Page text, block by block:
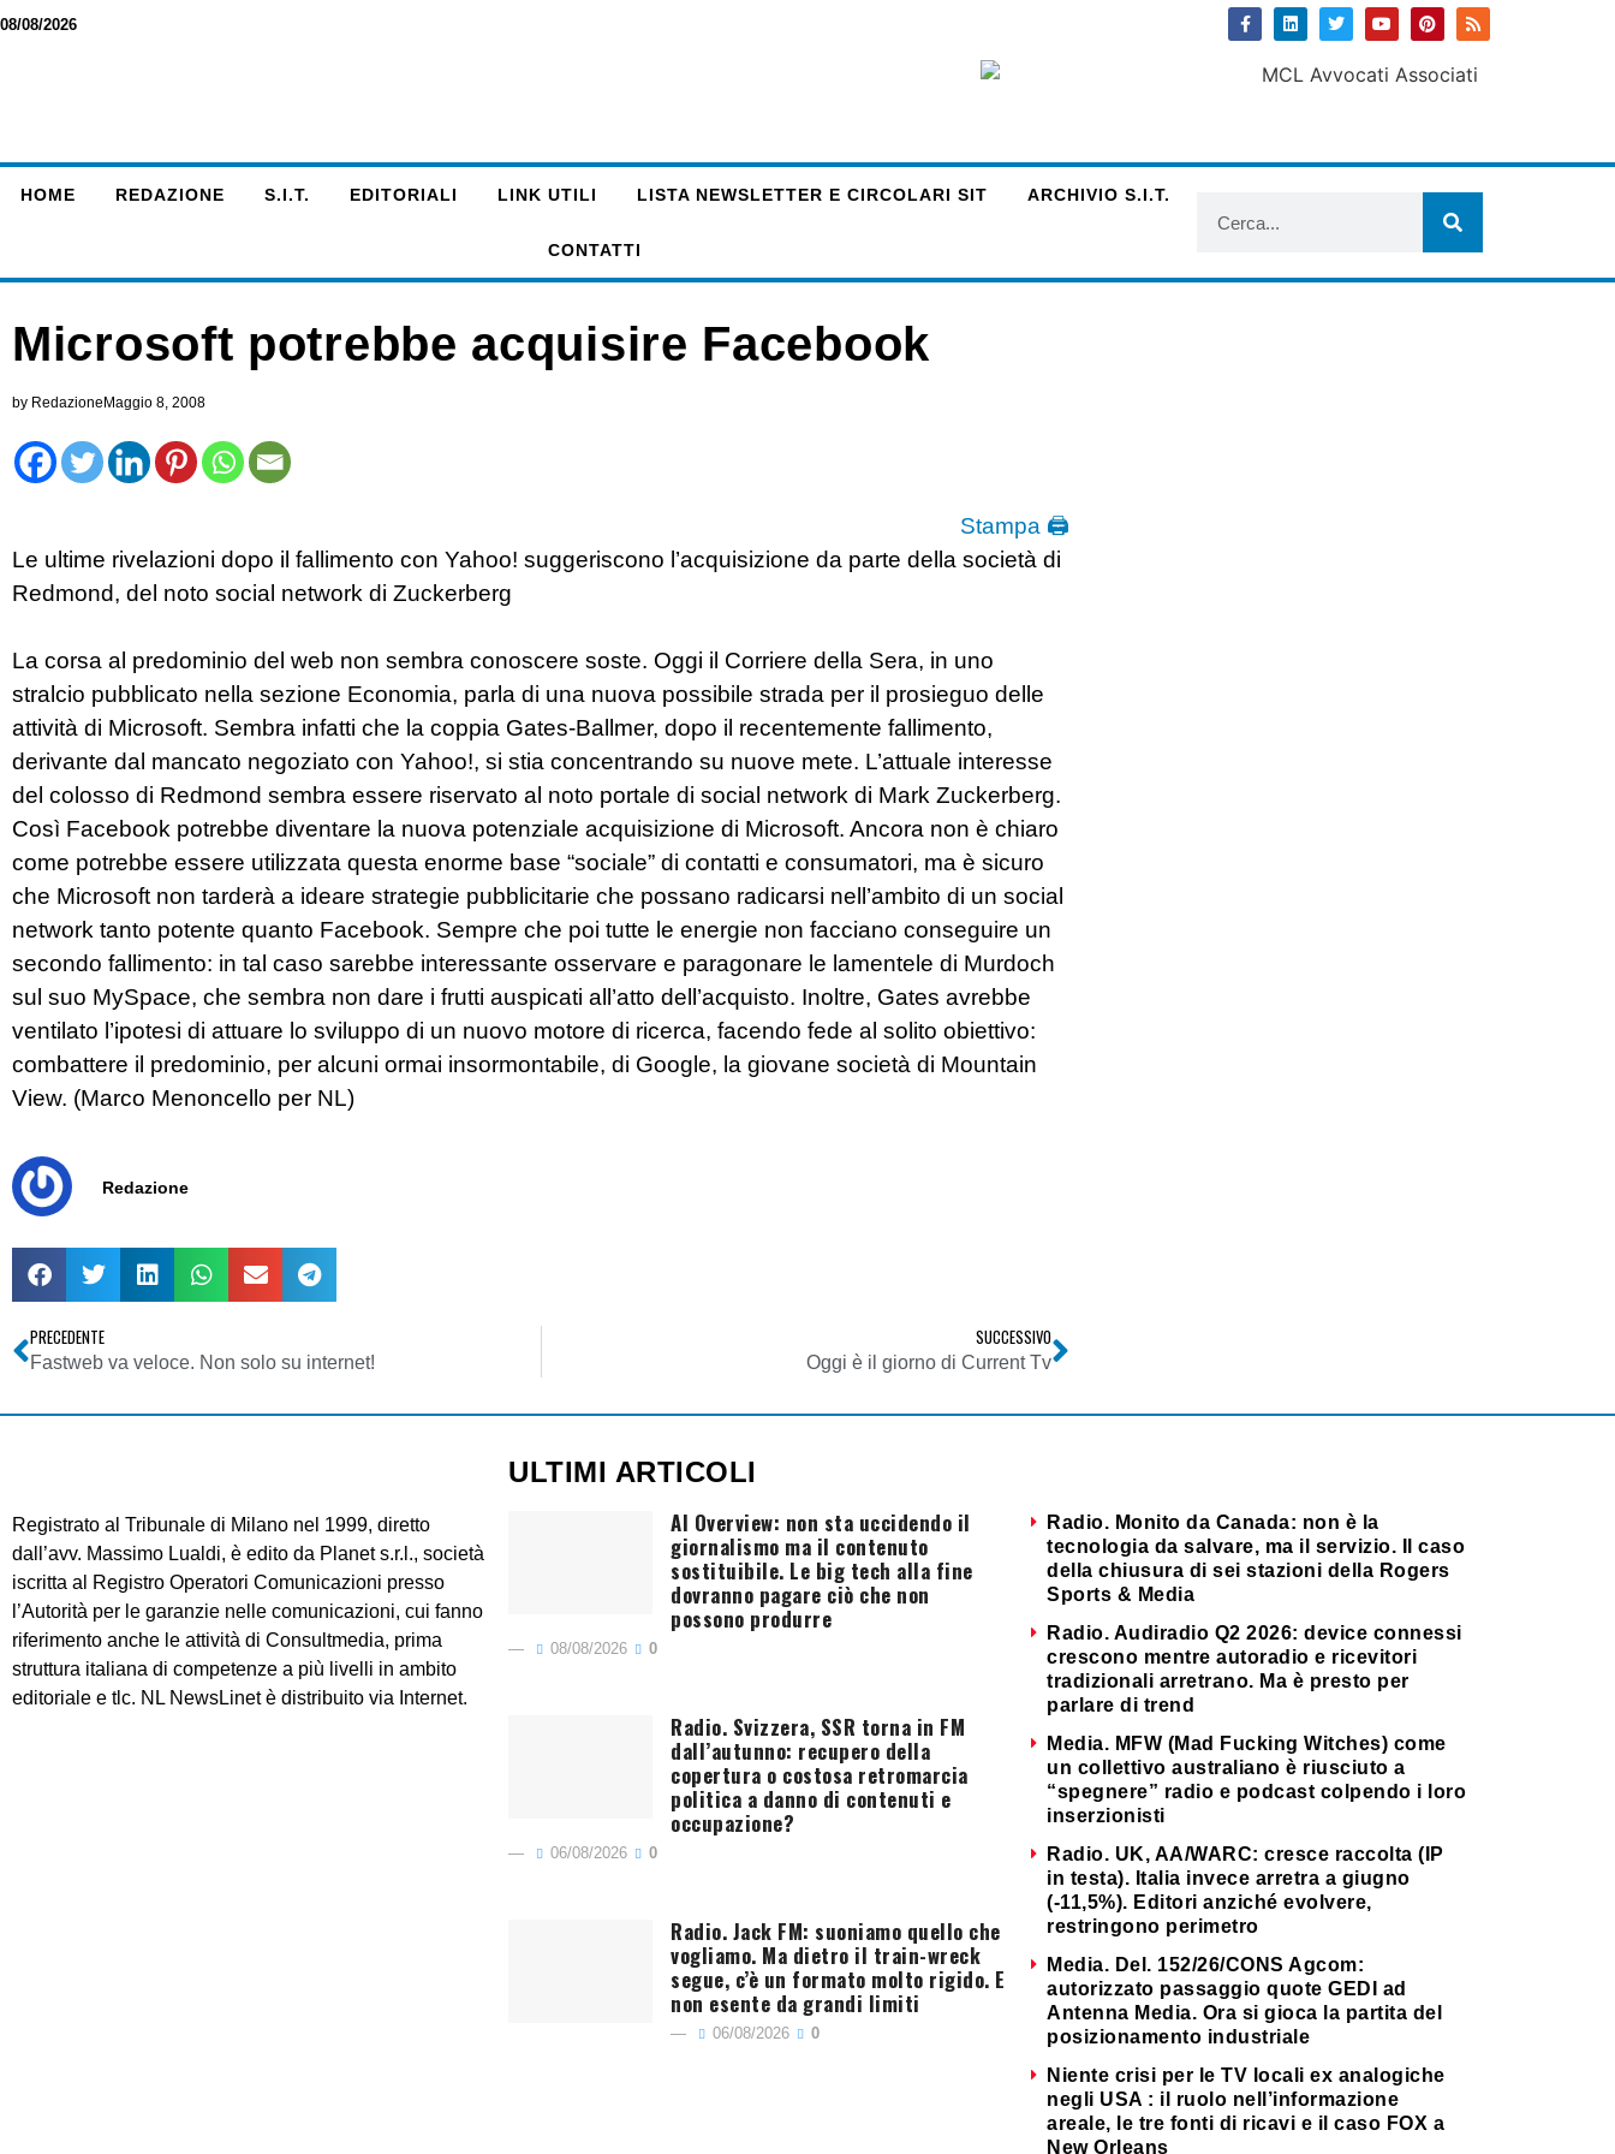
08/08/2026
HOME REDAZIONE S.I.T. EDITORIALI LINK UTILI LISTA NEWSLETTER E CIRCOLARI SIT ARCHIVIO S.I.T.
CONTATTI
Microsoft potrebbe acquisire Facebook
by Redazione Maggio 8, 2008
Stampa 🖨
Le ultime rivelazioni dopo il fallimento con Yahoo! suggeriscono l’acquisizione da parte della società di
Redmond, del noto social network di Zuckerberg
La corsa al predominio del web non sembra conoscere soste. Oggi il Corriere della Sera, in uno
stralcio pubblicato nella sezione Economia, parla di una nuova possibile strada per il prosieguo delle
attività di Microsoft. Sembra infatti che la coppia Gates-Ballmer, dopo il recentemente fallimento,
derivante dal mancato negoziato con Yahoo!, si stia concentrando su nuove mete. L’attuale interesse
del colosso di Redmond sembra essere riservato al noto portale di social network di Mark Zuckerberg.
Così Facebook potrebbe diventare la nuova potenziale acquisizione di Microsoft. Ancora non è chiaro
come potrebbe essere utilizzata questa enorme base “sociale” di contatti e consumatori, ma è sicuro
che Microsoft non tarderà a ideare strategie pubblicitarie che possano radicarsi nell’ambito di un social
network tanto potente quanto Facebook. Sempre che poi tutte le energie non facciano conseguire un
secondo fallimento: in tal caso sarebbe interessante osservare e paragonare le lamentele di Murdoch
sul suo MySpace, che sembra non dare i frutti auspicati all’atto dell’acquisto. Inoltre, Gates avrebbe
ventilato l’ipotesi di attuare lo sviluppo di un nuovo motore di ricerca, facendo fede al solito obiettivo:
combattere il predominio, per alcuni ormai insormontabile, di Google, la giovane società di Mountain
View. (Marco Menoncello per NL)
Redazione
PRECEDENTE
Fastweb va veloce. Non solo su internet!
SUCCESSIVO
Oggi è il giorno di Current Tv
Registrato al Tribunale di Milano nel 1999, diretto
dall’avv. Massimo Lualdi, è edito da Planet s.r.l., società
iscritta al Registro Operatori Comunicazioni presso
l’Autorità per le garanzie nelle comunicazioni, cui fanno
riferimento anche le attività di Consultmedia, prima
struttura italiana di competenze a più livelli in ambito
editoriale e tlc. NL NewsLinet è distribuito via Internet.
ULTIMI ARTICOLI
AI Overview: non sta uccidendo il
giornalismo ma il contenuto
sostituibile. Le big tech alla fine
dovranno pagare ciò che non
possono produrre
08/08/2026 0
Radio. Svizzera, SSR torna in FM
dall’autunno: recupero della
copertura o costosa retromarcia
politica a danno di contenuti e
occupazione?
06/08/2026 0
Radio. Jack FM: suoniamo quello che
vogliamo. Ma dietro il train-wreck
segue, c’è un formato molto rigido. E
non esente da grandi limiti
06/08/2026 0
Radio. Monito da Canada: non è la
tecnologia da salvare, ma il servizio. Il caso
della chiusura di sei stazioni della Rogers
Sports & Media
Radio. Audiradio Q2 2026: device connessi
crescono mentre autoradio e ricevitori
tradizionali arretrano. Ma è presto per
parlare di trend
Media. MFW (Mad Fucking Witches) come
un collettivo australiano è riusciuto a
“spegnere” radio e podcast colpendo i loro
inserzionisti
Radio. UK, AA/WARC: cresce raccolta (IP
in testa). Italia invece arretra a giugno
(-11,5%). Editori anziché evolvere,
restringono perimetro
Media. Del. 152/26/CONS Agcom:
autorizzato passaggio quote GEDI ad
Antenna Media. Ora si gioca la partita del
posizionamento industriale
Niente crisi per le TV locali ex analogiche
negli USA : il ruolo nell’informazione
areale, le tre fonti di ricavi e il caso FOX a
New Orleans